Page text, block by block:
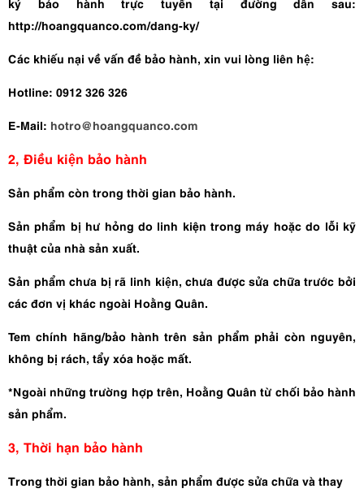
http://hoangquanco.com/dang-ky/
Các khiếu nại về vấn đề bảo hành, xin vui lòng liên hệ:
Hotline: 0912 326 326
E-Mail: hotro@hoangquanco.com
2, Điều kiện bảo hành
Sản phẩm còn trong thời gian bảo hành.
Sản phẩm bị hư hỏng do linh kiện trong máy hoặc do lỗi kỹ
thuật của nhà sản xuất.
Sản phẩm chưa bị rã linh kiện, chưa được sửa chữa trước bởi
các đơn vị khác ngoài Hoằng Quân.
Tem chính hãng/bảo hành trên sản phẩm phải còn nguyên,
không bị rách, tẩy xóa hoặc mất.
*Ngoài những trường hợp trên, Hoằng Quân từ chối bảo hành
sản phẩm.
3, Thời hạn bảo hành
Trong thời gian bảo hành, sản phẩm được sửa chữa và thay